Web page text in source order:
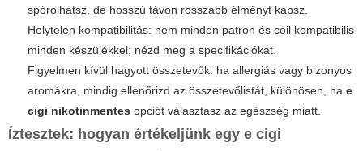
spórolhatsz, de hosszú távon rosszabb élményt kapsz.
Helytelen kompatibilitás: nem minden patron és coil kompatibilis
minden készülékkel; nézd meg a specifikációkat.
Figyelmen kívül hagyott összetevők: ha allergiás vagy bizonyos
aromákra, mindig ellenőrizd az összetevőlistát, különösen, ha e
cigi nikotinmentes opciót választasz az egészség miatt.
Íztesztek: hogyan értékeljünk egy e cigi